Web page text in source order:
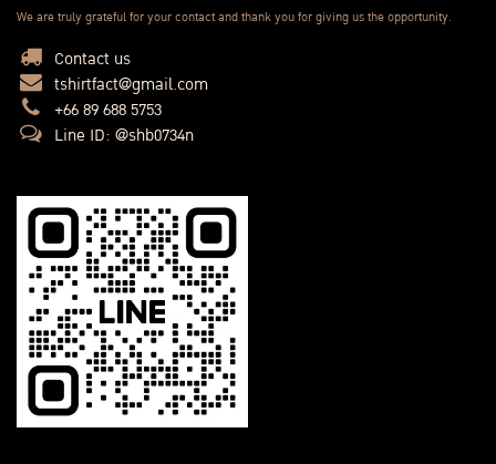
We are truly grateful for your contact and thank you for giving us the opportunity.
Contact us
tshirtfact@gmail.com
+66 89 688 5753
Line ID: @shb0734n